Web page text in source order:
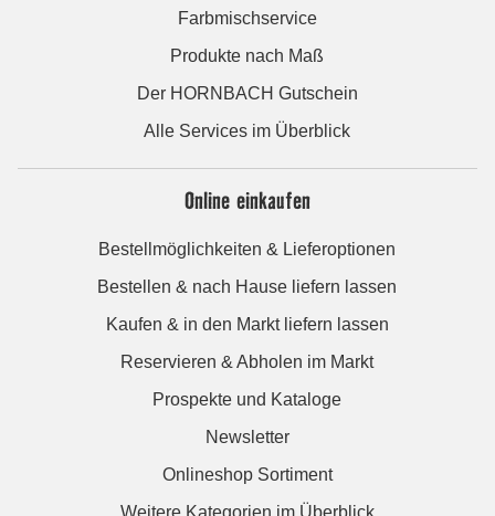
Farbmischservice
Produkte nach Maß
Der HORNBACH Gutschein
Alle Services im Überblick
Online einkaufen
Bestellmöglichkeiten & Lieferoptionen
Bestellen & nach Hause liefern lassen
Kaufen & in den Markt liefern lassen
Reservieren & Abholen im Markt
Prospekte und Kataloge
Newsletter
Onlineshop Sortiment
Weitere Kategorien im Überblick